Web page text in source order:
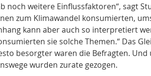
noch weitere Einflussfaktoren“, sagt
zum Klimawandel konsumierten,
kann aber auch so interpretiert
sie solche Themen.“ Das
besorgter waren die Befragten.
wurden zurate gezogen.